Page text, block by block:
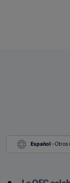
Español - Otros